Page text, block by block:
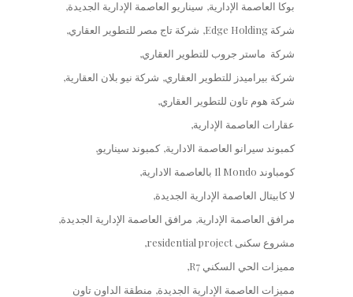
بوكا العاصمة الإدارية سيناريو العاصمة الإدارية الجديدة
شركة Edge Holding
شركة تاج مصر للتطوير العقاري
شركة ماستر جروب للتطوير العقاري
شركة بيراميدز للتطوير العقاري شركة نيو بلان العقارية
شركة هوم تاون للتطوير العقاري
عقارات العاصمة الإدارية
كمبوند سيرانو العاصمة الادارية كمبوند سيناريو
كومباوند Il Mondo بالعاصمة الادارية
لا كابيتال العاصمة الإدارية الجديدة
مرافق العاصمة الإدارية مرافق العاصمة الإدارية الجديدة
مشروع سكنى residential project
مميزات الحي السكني R7
مميزات العاصمة الإدارية الجديدة منطقة الداون تاون